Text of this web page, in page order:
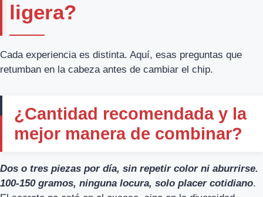
ligera?
Cada experiencia es distinta. Aquí, esas preguntas que
retumban en la cabeza antes de cambiar el chip.
¿Cantidad recomendada y la
mejor manera de combinar?
Dos o tres piezas por día, sin repetir color ni aburrirse.
100-150 gramos, ninguna locura, solo placer cotidiano.